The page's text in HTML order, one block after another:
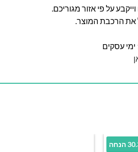
את הרכבת המוצר.
הנחה